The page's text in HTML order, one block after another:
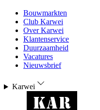
Bouwmarkten
Club Karwei
Over Karwei
Klantenservice
Duurzaamheid
Vacatures
Nieuwsbrief
Karwei